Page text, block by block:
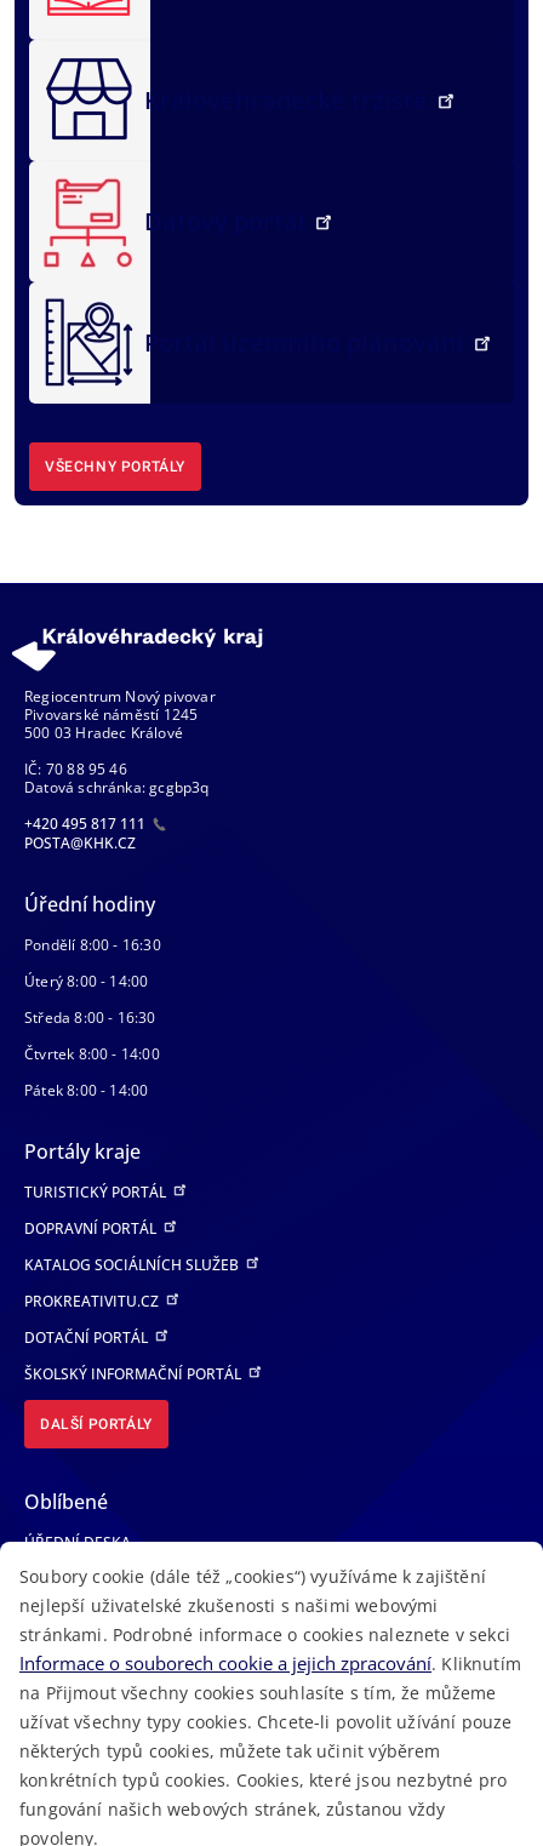
Královéhradecké tržiště
Datový portál
Portál územního plánování
VŠECHNY PORTÁLY
Regiocentrum Nový pivovar
Pivovarské náměstí 1245
500 03 Hradec Králové
IČ: 70 88 95 46
Datová schránka: gcgbp3q
+420 495 817 111
POSTA@KHK.CZ
Úřední hodiny
Pondělí 8:00 - 16:30
Úterý 8:00 - 14:00
Středa 8:00 - 16:30
Čtvrtek 8:00 - 14:00
Pátek 8:00 - 14:00
Portály kraje
TURISTICKÝ PORTÁL
DOPRAVNÍ PORTÁL
KATALOG SOCIÁLNÍCH SLUŽEB
PROKREATIVITU.CZ
DOTAČNÍ PORTÁL
ŠKOLSKÝ INFORMAČNÍ PORTÁL
DALŠÍ PORTÁLY
Oblíbené
ÚŘEDNÍ DESKA
TELEFONNÍ SEZNAM
LÉKAŘSKÁ POHOTOVOST
VOLNÁ MÍSTA
AKTUALITY
2023 © Královéhradecký kraj • Vytvořeno vMacron Software
Soubory cookie (dále též „cookies“) využíváme k zajištění
nejlepší uživatelské zkušenosti s našimi webovými
stránkami. Podrobné informace o cookies naleznete v sekci
Informace o souborech cookie a jejich zpracování. Kliknutím
na Přijmout všechny cookies souhlasíte s tím, že můžeme
užívat všechny typy cookies. Chcete-li povolit užívání pouze
některých typů cookies, můžete tak učinit výběrem
konkrétních typů cookies. Cookies, které jsou nezbytné pro
fungování našich webových stránek, zůstanou vždy
povoleny.